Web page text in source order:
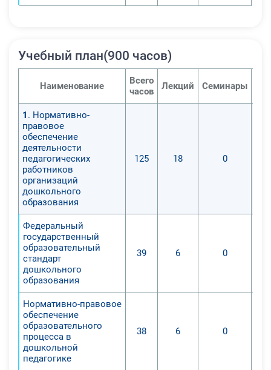
Учебный план(900 часов)
Наименование
Всего
часов
Лекций Семинары
1 . Нормативно-
правовое
обеспечение
деятельности
педагогических
работников
организаций
дошкольного
образования
125 18 0
Федеральный
государственный
образовательный
стандарт
дошкольного
образования
39 6 0
Нормативно-правовое
обеспечение
образовательного
процесса в
дошкольной
педагогике
38 6 0